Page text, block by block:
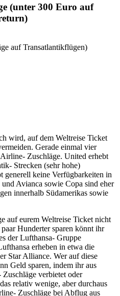
(unter 300 Euro auf
auf Transatlantikflügen)
wird, auf dem Weltreise Ticket
Gerade einmal vier
Zuschläge. United erhebt
Strecken (sehr hohe)
generell keine Verfügbarkeiten in
Avianca sowie Copa sind eher
innerhalb Südamerikas sowie
auf eurem Weltreise Ticket nicht
Hunderter sparen könnt ihr
der Lufthansa- Gruppe
erheben in etwa die
Star Alliance. Wer auf diese
Geld sparen, indem ihr aus
verbietet oder
relativ wenige, aber durchaus
Zuschläge bei Abflug aus